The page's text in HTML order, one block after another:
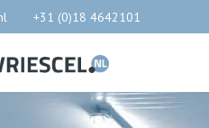
+31 (0)18 4642101